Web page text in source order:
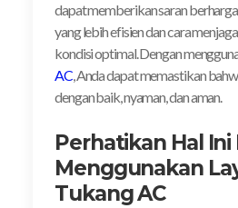
dapat memberikan saran
yang lebih efisien dan cara
kondisi optimal. Dengan
AC, Anda dapat memastikan
dengan baik, nyaman, dan aman.
Perhatikan Hal
Menggunakan
Tukang AC